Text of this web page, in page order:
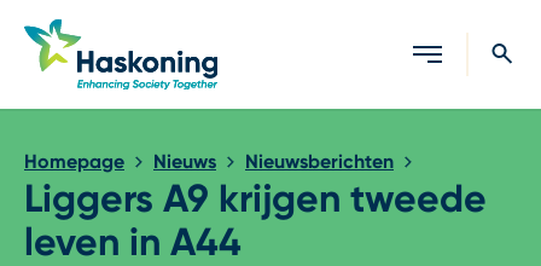
Sluiten
Homepage Nieuws Nieuwsberichten
Liggers A9 krijgen tweede
leven in A44